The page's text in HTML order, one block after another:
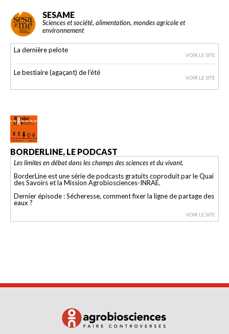
SESAME
Sciences et société, alimentation, mondes agricole et
environnement
La dernière pelote
VOIR LE SITE
Le bestiaire (agaçant) de l’été
VOIR LE SITE
BORDERLINE, LE PODCAST
Les limites en débat dans les champs des sciences et du vivant.
BorderLine est une série de podcasts gratuits coproduit par le Quai
des Savoirs et la Mission Agrobiosciences-INRAE.
Dernier épisode : Sécheresse, comment fixer la ligne de partage des
eaux ?
VOIR LE SITE